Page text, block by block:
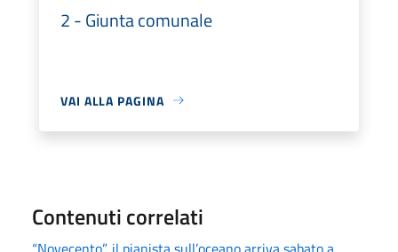
2 - Giunta comunale
VAI ALLA PAGINA
Contenuti correlati